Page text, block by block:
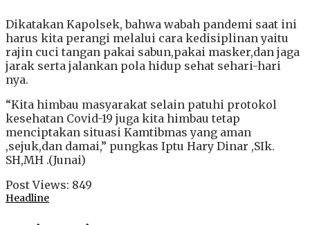
Dikatakan Kapolsek, bahwa wabah pandemi saat ini
harus kita perangi melalui cara kedisiplinan yaitu
rajin cuci tangan pakai sabun,pakai masker,dan jaga
jarak serta jalankan pola hidup sehat sehari-hari
nya.
“Kita himbau masyarakat selain patuhi protokol
kesehatan Covid-19 juga kita himbau tetap
menciptakan situasi Kamtibmas yang aman
,sejuk,dan damai,” pungkas Iptu Hary Dinar ,SIk.
SH,MH .(Junai)
Post Views: 849
Headline